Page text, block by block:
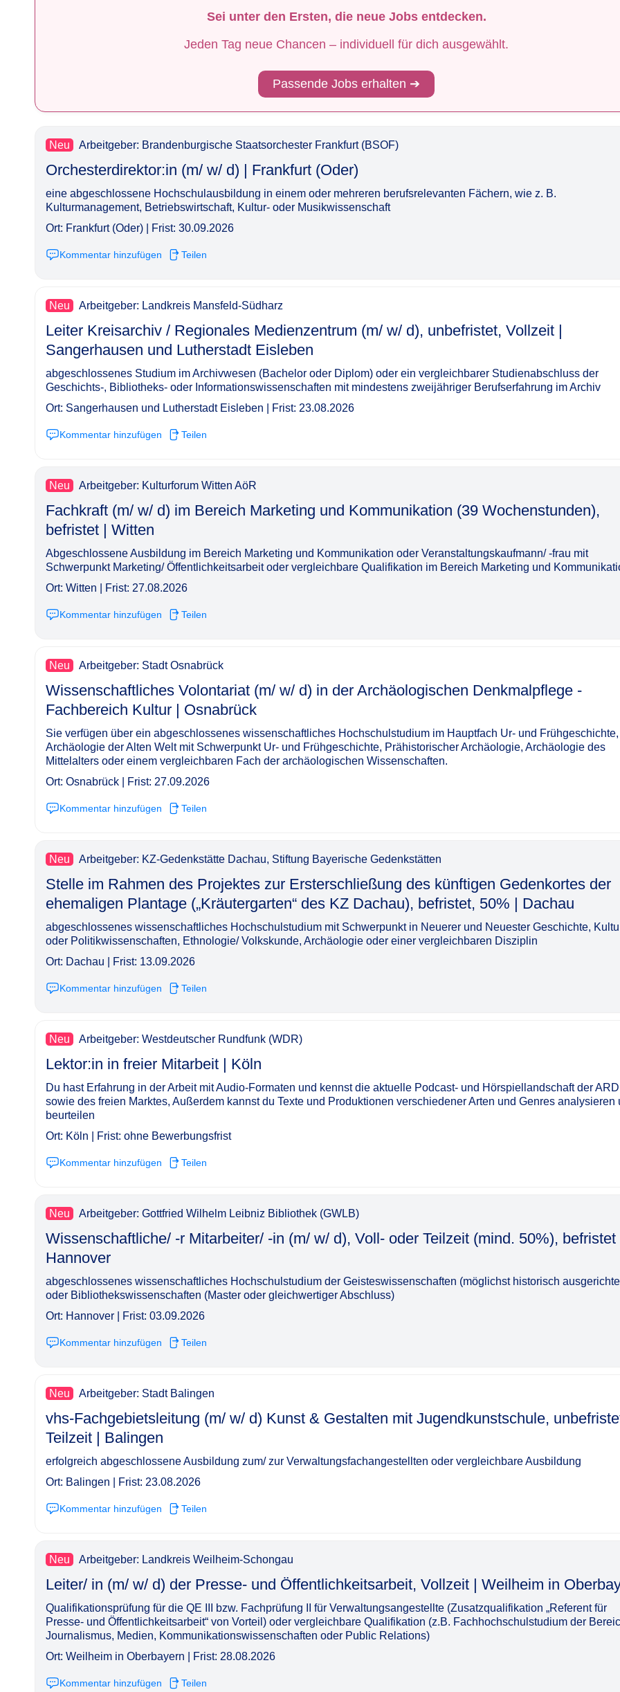
Sei unter den Ersten, die neue Jobs entdecken.
Jeden Tag neue Chancen – individuell für dich ausgewählt.
Passende Jobs erhalten ➔
Neu Arbeitgeber: Brandenburgische Staatsorchester Frankfurt (BSOF)
Orchesterdirektor:in (m/ w/ d) | Frankfurt (Oder)​‌‌‌‌​‌​‌‌‌‌‌​​‌‌‌​
eine abgeschlossene Hochschulausbildung in einem oder mehreren berufsrelevanten Fächern, wie z. B.
Kulturmanagement, Betriebswirtschaft, Kultur- oder Musikwissenschaft
Ort: Frankfurt (Oder) | Frist: 30.09.2026
Kommentar hinzufügen Teilen
Neu Arbeitgeber: Landkreis Mansfeld-Südharz
Leiter Kreisarchiv / Regionales Medienzentrum (m/ w/ d), unbefristet, Vollzeit |
Sangerhausen und Lutherstadt Eisleben​‌‌‌‌​‌​‌‌‌‌‌​​‌‌​‌
abgeschlossenes Studium im Archivwesen (Bachelor oder Diplom) oder ein vergleichbarer Studienabschluss der
Geschichts-, Bibliotheks- oder Informationswissenschaften mit mindestens zweijähriger Berufserfahrung im Archiv
Ort: Sangerhausen und Lutherstadt Eisleben | Frist: 23.08.2026
Kommentar hinzufügen Teilen
Neu Arbeitgeber: Kulturforum Witten AöR
Fachkraft (m/ w/ d) im Bereich Marketing und Kommunikation (39 Wochenstunden),
befristet | Witten​‌‌‌‌​‌​‌‌‌‌‌​​‌​‌‌
Abgeschlossene Ausbildung im Bereich Marketing und Kommunikation oder Veranstaltungskaufmann/ -frau mit
Schwerpunkt Marketing/ Öffentlichkeitsarbeit oder vergleichbare Qualifikation im Bereich Marketing und
Ort: Witten | Frist: 27.08.2026
Kommentar hinzufügen Teilen
Neu Arbeitgeber: Stadt Osnabrück
Wissenschaftliches Volontariat (m/ w/ d) in der Archäologischen Denkmalpflege -
Fachbereich Kultur | Osnabrück​‌‌‌‌​‌​‌‌‌‌‌​​​‌‌‌
Sie verfügen über ein abgeschlossenes wissenschaftliches Hochschulstudium im Hauptfach Ur- und Frühgeschichte,
Archäologie der Alten Welt mit Schwerpunkt Ur- und Frühgeschichte, Prähistorischer Archäologie, Archäologie des
Mittelalters oder einem vergleichbaren Fach der archäologischen Wissenschaften.
Ort: Osnabrück | Frist: 27.09.2026
Kommentar hinzufügen Teilen
Neu Arbeitgeber: KZ-Gedenkstätte Dachau, Stiftung Bayerische Gedenkstätten
Stelle im Rahmen des Projektes zur Ersterschließung des künftigen Gedenkortes der
ehemaligen Plantage („Kräutergarten“ des KZ Dachau), befristet, 50% | Dachau​‌‌‌‌​‌​‌‌‌‌‌​​​​​‌
abgeschlossenes wissenschaftliches Hochschulstudium mit Schwerpunkt in Neuerer und Neuester Geschichte,
oder Politikwissenschaften, Ethnologie/ Volkskunde, Archäologie oder einer vergleichbaren Disziplin
Ort: Dachau | Frist: 13.09.2026
Kommentar hinzufügen Teilen
Neu Arbeitgeber: Westdeutscher Rundfunk (WDR)
Lektor:in in freier Mitarbeit | Köln​‌‌‌‌​‌​‌‌‌‌‌​​​​​​
Du hast Erfahrung in der Arbeit mit Audio-Formaten und kennst die aktuelle Podcast- und Hörspiellandschaft der ARD
sowie des freien Marktes, Außerdem kannst du Texte und Produktionen verschiedener Arten und Genres analysieren
beurteilen
Ort: Köln | Frist: ohne Bewerbungsfrist
Kommentar hinzufügen Teilen
Neu Arbeitgeber: Gottfried Wilhelm Leibniz Bibliothek (GWLB)
Wissenschaftliche/ -r Mitarbeiter/ -in (m/ w/ d), Voll- oder Teilzeit (mind. 50%), befristet
Hannover​‌‌‌‌​‌​‌‌‌‌​‌‌‌‌‌​
abgeschlossenes wissenschaftliches Hochschulstudium der Geisteswissenschaften (möglichst historisch
oder Bibliothekswissenschaften (Master oder gleichwertiger Abschluss)
Ort: Hannover | Frist: 03.09.2026
Kommentar hinzufügen Teilen
Neu Arbeitgeber: Stadt Balingen
vhs-Fachgebietsleitung (m/ w/ d) Kunst & Gestalten mit Jugendkunstschule,
Teilzeit | Balingen​‌‌‌‌​‌​‌‌‌‌​‌‌‌‌​‌
erfolgreich abgeschlossene Ausbildung zum/ zur Verwaltungsfachangestellten oder vergleichbare Ausbildung
Ort: Balingen | Frist: 23.08.2026
Kommentar hinzufügen Teilen
Neu Arbeitgeber: Landkreis Weilheim-Schongau
Leiter/ in (m/ w/ d) der Presse- und Öffentlichkeitsarbeit, Vollzeit | Weilheim in
Qualifikationsprüfung für die QE III bzw. Fachprüfung II für Verwaltungsangestellte (Zusatzqualifikation „Referent für
Presse- und Öffentlichkeitsarbeit“ von Vorteil) oder vergleichbare Qualifikation (z.B. Fachhochschulstudium der
Journalismus, Medien, Kommunikationswissenschaften oder Public Relations)
Ort: Weilheim in Oberbayern | Frist: 28.08.2026
Kommentar hinzufügen Teilen